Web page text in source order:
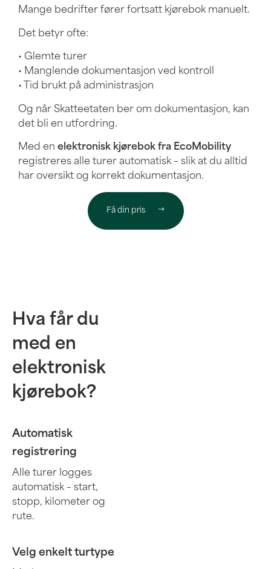
Mange bedrifter fører fortsatt kjørebok manuelt.
Det betyr ofte:
• Glemte turer
• Manglende dokumentasjon ved kontroll
• Tid brukt på administrasjon
Og når Skatteetaten ber om dokumentasjon, kan
det bli en utfordring.
Med en elektronisk kjørebok fra EcoMobility
registreres alle turer automatisk – slik at du alltid
har oversikt og korrekt dokumentasjon.
Få din pris
Hva får du
med en
elektronisk
kjørebok?
Automatisk
registrering
Alle turer logges
automatisk – start,
stopp, kilometer og
rute.
Velg enkelt turtype